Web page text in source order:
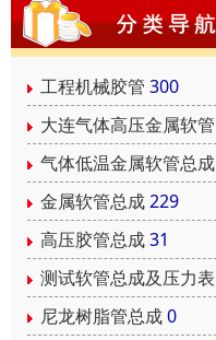
工程机械胶管 300
大连气体高压金属软管
气体低温金属软管总成
金属软管总成229
高压胶管总成31
测试软管总成及压力表
尼龙树脂管总成0